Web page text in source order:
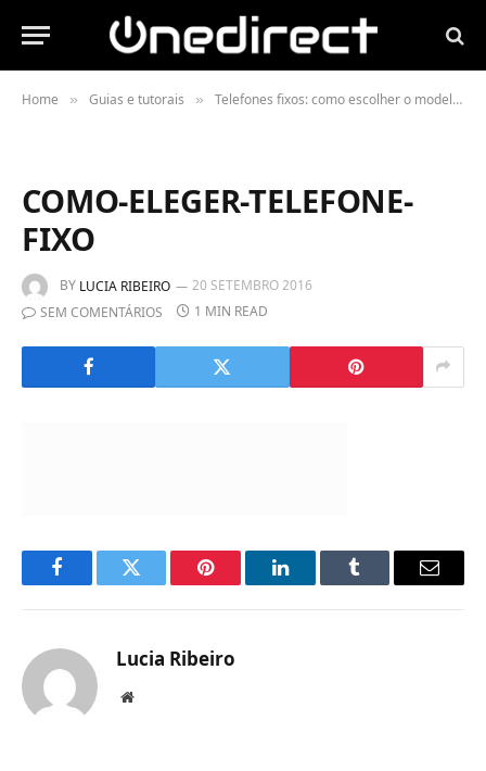
Home » Guias e tutorais » Telefones fixos: como escolher o modelo perfeito?
COMO-ELEGER-TELEFONE-
FIXO
BY LUCIA RIBEIRO
20 SETEMBRO 2016
SEM COMENTÁRIOS
1 MIN READ
FacebookTwitter Pinterest LinkedInTumblr Email
Lucia Ribeiro
Website